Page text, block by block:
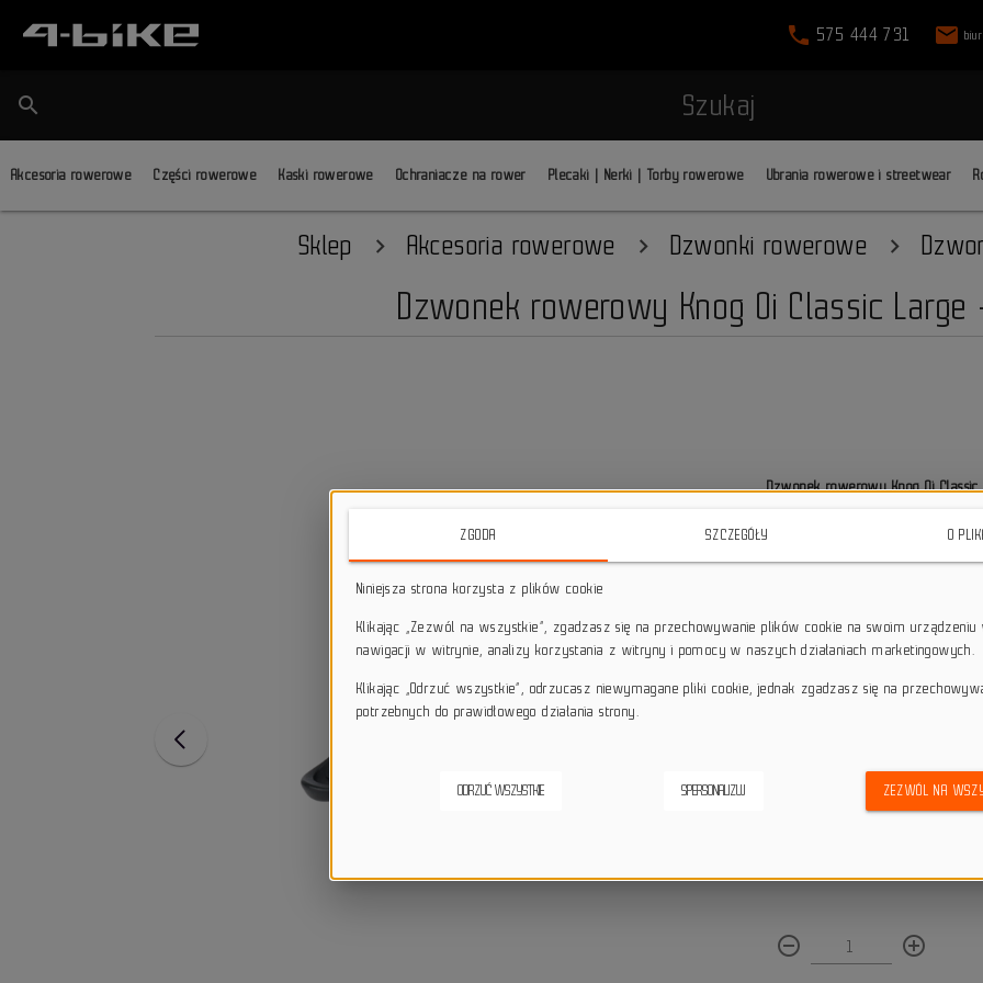
phone 575 444 731 mail
search Szukaj
Akcesoria rowerowe Części rowerowe Kaski rowerowe Ochraniacze na rower Plecaki | Nerki | Torby rowerowe Ubrania rowerowe i streetwear
Sklep Akcesoria rowerowe Dzwonki rowerowe
Dzwonek rowerowy Knog Oi Classic Large
Dzwonek rowerowy Knog Oi
Dzięki
minimalistycznemu designowi,
local_shipping Dotyczy wysyłki na terenie
Wygodne płatności
remove_circle_outline add_circle_outline
ZGODA SZCZEGÓŁY O
Niniejsza strona korzysta z plików cookie
Klikając „Zezwól na wszystkie”, zgadzasz się na przechowywanie plików cookie na swoim urządzeniu
nawigacji w witrynie, analizy korzystania z witryny i pomocy w naszych działaniach marketingowych.
Klikając „Odrzuć wszystkie”, odrzucasz niewymagane pliki cookie, jednak zgadzasz się na
potrzebnych do prawidłowego działania strony.
ODRZUĆ WSZYSTKIE SPERSONALIZUJ ZEZWÓL NA